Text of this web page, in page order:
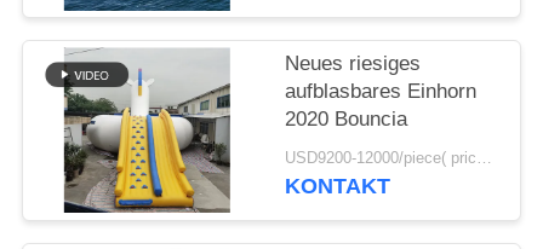
Neues riesiges
aufblasbares Einhorn
2020 Bouncia
USD9200-12000/piece( price just for reference, detailed prices need to be confirmed) MOQ:1PC
KONTAKT